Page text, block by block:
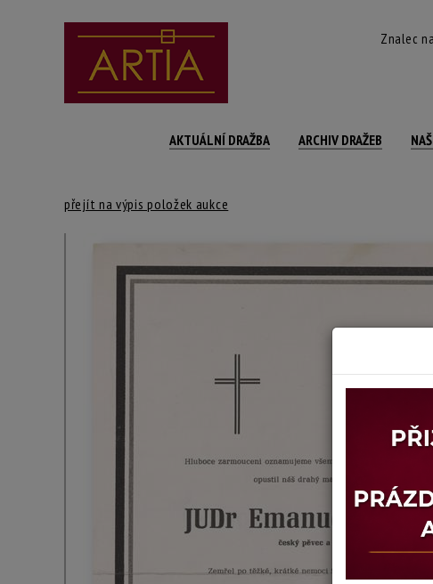
Znalec
AKTUÁLNÍ DRAŽBA ARCHIV DRAŽEB
přejít na výpis položek aukce